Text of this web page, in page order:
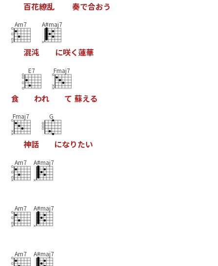
百花繚乱 奏で合おう
Am7
混沌
A#maj7
に咲く蓮華
食
E7
われ
Fmaj7
て 蘇える
Fmaj7
神話
G
になりたい
Am7 A#maj7
Am7 A#maj7
Am7 A#maj7